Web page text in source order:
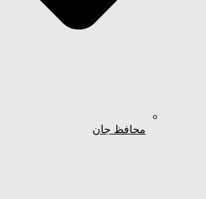
محافظ جان